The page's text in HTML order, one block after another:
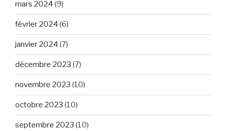
mars 2024 (9)
février 2024 (6)
janvier 2024 (7)
décembre 2023 (7)
novembre 2023 (10)
octobre 2023 (10)
septembre 2023 (10)